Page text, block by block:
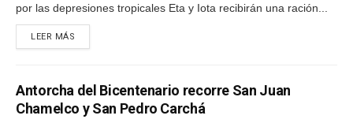
por las depresiones tropicales Eta y Iota recibirán una ración...
LEER MÁS
Antorcha del Bicentenario recorre San Juan
Chamelco y San Pedro Carchá